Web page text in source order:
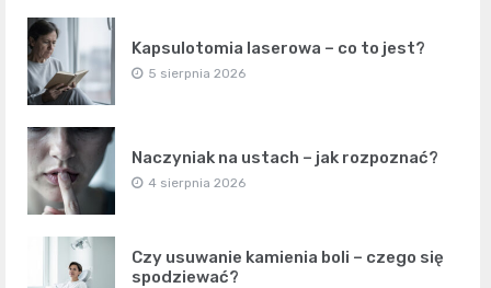
Kapsulotomia laserowa – co to jest?
5 sierpnia 2026
Naczyniak na ustach – jak rozpoznać?
4 sierpnia 2026
Czy usuwanie kamienia boli – czego się
spodziewać?